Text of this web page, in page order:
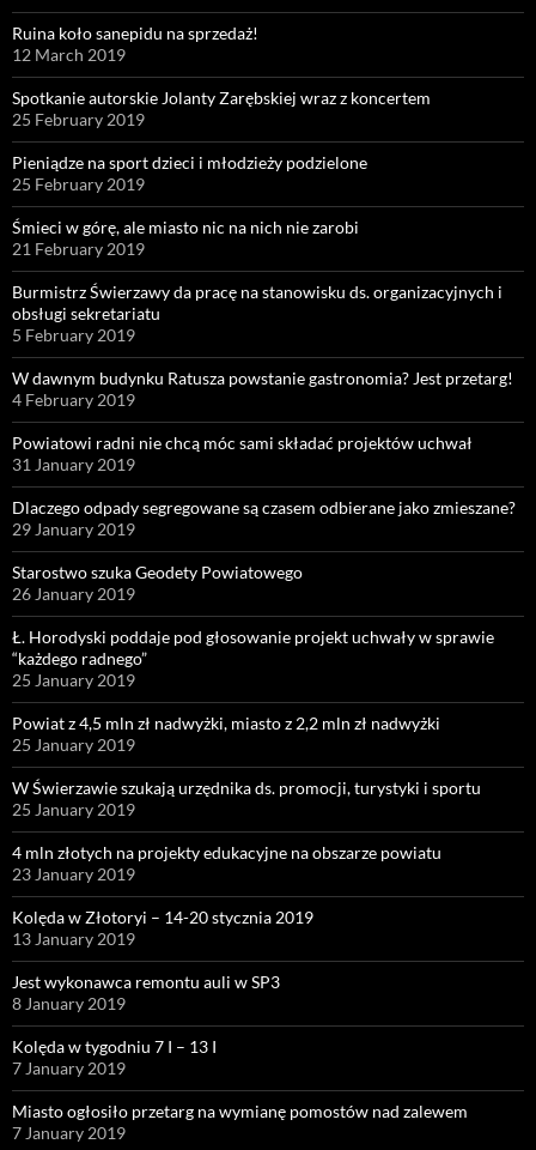
Ruina koło sanepidu na sprzedaż!
12 March 2019
Spotkanie autorskie Jolanty Zarębskiej wraz z koncertem
25 February 2019
Pieniądze na sport dzieci i młodzieży podzielone
25 February 2019
Śmieci w górę, ale miasto nic na nich nie zarobi
21 February 2019
Burmistrz Świerzawy da pracę na stanowisku ds. organizacyjnych i
obsługi sekretariatu
5 February 2019
W dawnym budynku Ratusza powstanie gastronomia? Jest przetarg!
4 February 2019
Powiatowi radni nie chcą móc sami składać projektów uchwał
31 January 2019
Dlaczego odpady segregowane są czasem odbierane jako zmieszane?
29 January 2019
Starostwo szuka Geodety Powiatowego
26 January 2019
Ł. Horodyski poddaje pod głosowanie projekt uchwały w sprawie
“każdego radnego”
25 January 2019
Powiat z 4,5 mln zł nadwyżki, miasto z 2,2 mln zł nadwyżki
25 January 2019
W Świerzawie szukają urzędnika ds. promocji, turystyki i sportu
25 January 2019
4 mln złotych na projekty edukacyjne na obszarze powiatu
23 January 2019
Kolęda w Złotoryi – 14-20 stycznia 2019
13 January 2019
Jest wykonawca remontu auli w SP3
8 January 2019
Kolęda w tygodniu 7 I – 13 I
7 January 2019
Miasto ogłosiło przetarg na wymianę pomostów nad zalewem
7 January 2019